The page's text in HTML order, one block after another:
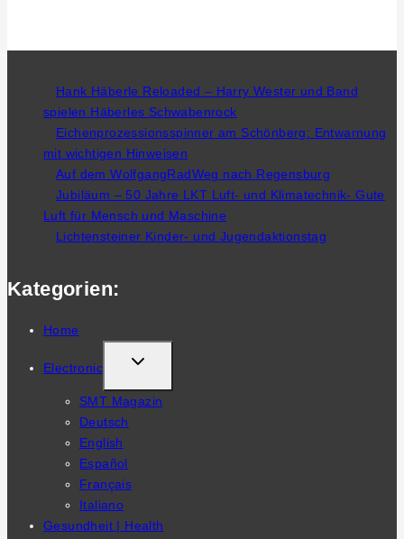
Hank Häberle Reloaded – Harry Wester und Band
spielen Häberles Schwabenrock
Eichenprozessionsspinner am Schönberg: Entwarnung
mit wichtigen Hinweisen
Auf dem WolfgangRadWeg nach Regensburg
Jubiläum – 50 Jahre LKT Luft- und Klimatechnik- Gute
Luft für Mensch und Maschine
Lichtensteiner Kinder- und Jugendaktionstag
Kategorien:
Home
Electronic
TOGGLE
CHILD
MENU
SMT Magazin
Deutsch
English
Español
Français
Italiano
Gesundheit | Health